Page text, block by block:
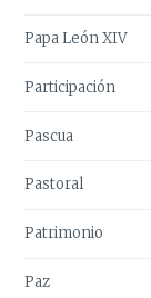
Papa León XIV
Participación
Pascua
Pastoral
Patrimonio
Paz